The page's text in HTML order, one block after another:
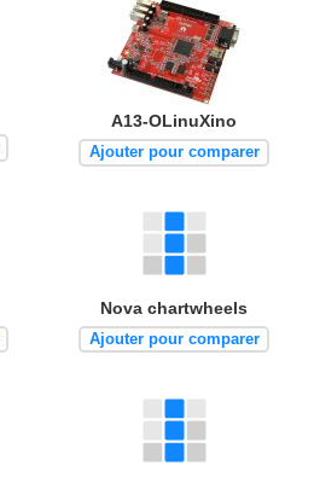
A13-OLinuXino
Ajouter pour comparer
Nova chartwheels
Ajouter pour comparer